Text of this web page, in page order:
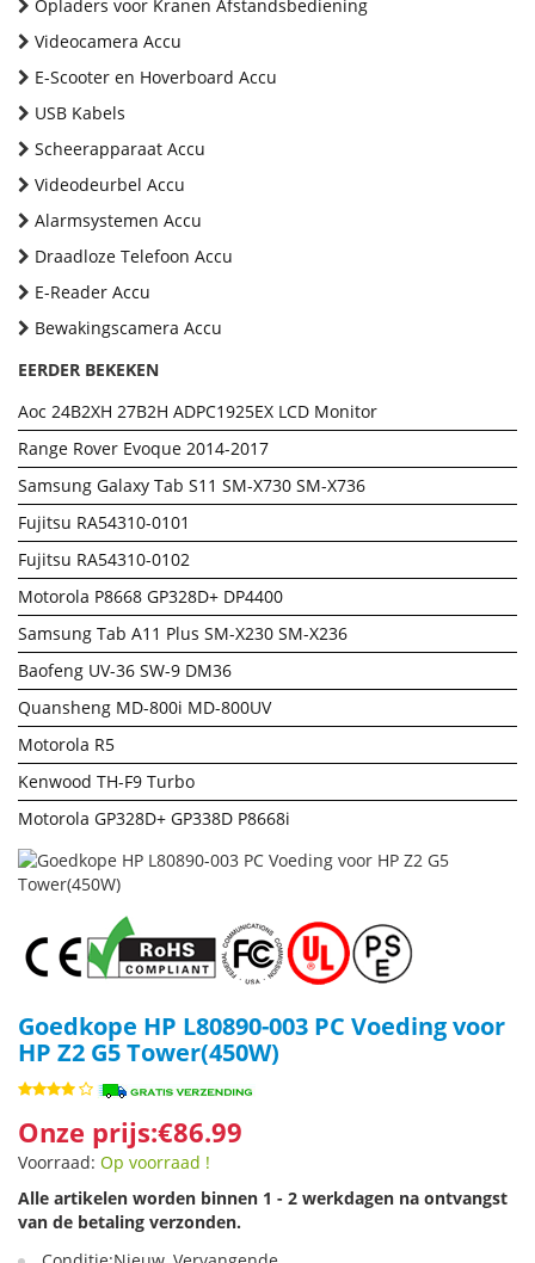
Opladers voor Kranen Afstandsbediening
Videocamera Accu
E-Scooter en Hoverboard Accu
USB Kabels
Scheerapparaat Accu
Videodeurbel Accu
Alarmsystemen Accu
Draadloze Telefoon Accu
E-Reader Accu
Bewakingscamera Accu
EERDER BEKEKEN
Aoc 24B2XH 27B2H ADPC1925EX LCD Monitor
Range Rover Evoque 2014-2017
Samsung Galaxy Tab S11 SM-X730 SM-X736
Fujitsu RA54310-0101
Fujitsu RA54310-0102
Motorola P8668 GP328D+ DP4400
Samsung Tab A11 Plus SM-X230 SM-X236
Baofeng UV-36 SW-9 DM36
Quansheng MD-800i MD-800UV
Motorola R5
Kenwood TH-F9 Turbo
Motorola GP328D+ GP338D P8668i
Goedkope HP L80890-003 PC Voeding voor
HP Z2 G5 Tower(450W)
Onze prijs:€86.99
Voorraad: Op voorraad !
Alle artikelen worden binnen 1 - 2 werkdagen na ontvangst
van de betaling verzonden.